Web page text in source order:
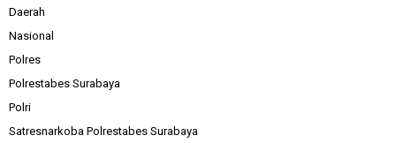
Daerah
Nasional
Polres
Polrestabes Surabaya
Polri
Satresnarkoba Polrestabes Surabaya